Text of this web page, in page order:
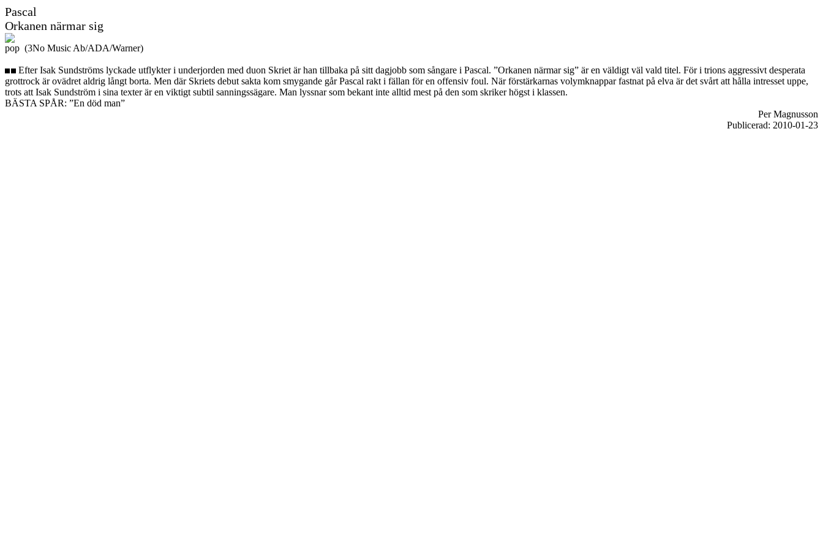
Pascal
Orkanen närmar sig
pop (3No Music Ab/ADA/Warner)
Efter Isak Sundströms lyckade utflykter i underjorden med duon Skriet är han tillbaka på sitt dagjobb som sångare i Pascal. ”Orkanen närmar sig” är en väldigt väl vald titel. För i trions aggressivt desperata
grottrock är ovädret aldrig långt borta. Men där Skriets debut sakta kom smygande går Pascal rakt i fällan för en offensiv foul. När förstärkarnas volymknappar fastnat på elva är det svårt att hålla intresset uppe,
trots att Isak Sundström i sina texter är en viktigt subtil sanningssägare. Man lyssnar som bekant inte alltid mest på den som skriker högst i klassen.
BÄSTA SPÅR: ”En död man”
Per Magnusson
Publicerad: 2010-01-23